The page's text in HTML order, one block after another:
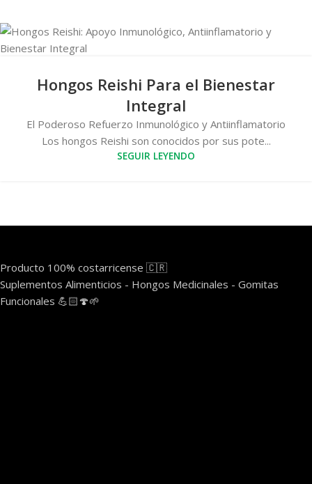
Hongos Reishi Para el Bienestar
Integral
El Poderoso Refuerzo Inmunológico y Antiinflamatorio
Los hongos Reishi son conocidos por sus pote...
SEGUIR LEYENDO
Producto 100% costarricense 🇨🇷
Suplementos Alimenticios - Hongos Medicinales - Gomitas
Funcionales 💪🏻🍄🌱